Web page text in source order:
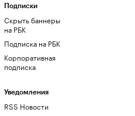
Подписки
Скрыть баннеры
на РБК
Подписка на РБК
Корпоративная
подписка
Уведомления
RSS Новости